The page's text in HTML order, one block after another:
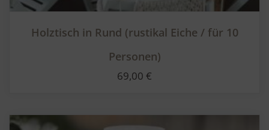
Holztisch in Rund (rustikal Eiche / für 10
Personen)
69,00 €